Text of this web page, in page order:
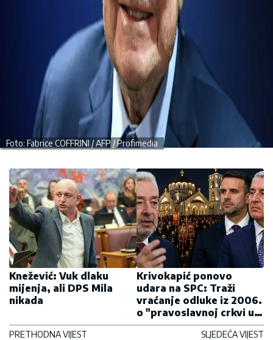
Foto: Fabrice COFFRINI / AFP / Profimedia
Knežević: Vuk dlaku
mijenja, ali DPS Mila
nikada
PRETHODNA VIJEST
Krivokapić ponovo
udara na SPC: Traži
vraćanje odluke iz 2006.
o "pravoslavnoj crkvi u
Crnoj Gori"
SLJEDEĆA VIJEST